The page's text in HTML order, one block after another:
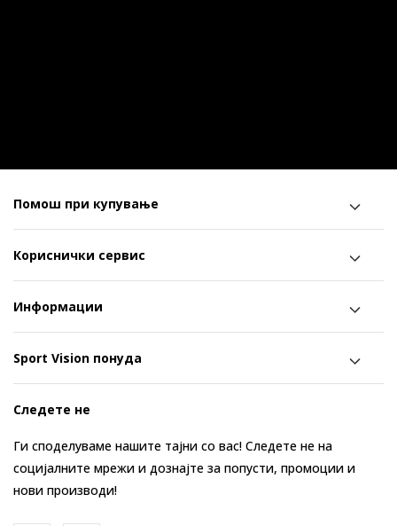
Помош при купување
Кориснички сервис
Информации
Sport Vision понуда
Следете не
Ги споделуваме нашите тајни со вас! Следете не на
социјалните мрежи и дознајте за попусти, промоции и
нови производи!